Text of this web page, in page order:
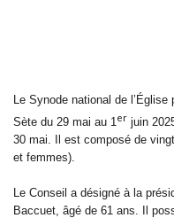
Le Synode national de
Sète du 29 mai au 1 er juin
30 mai. Il est composé de
et femmes).
Le Conseil a désigné à la
Baccuet, âgé de 61 ans. Il